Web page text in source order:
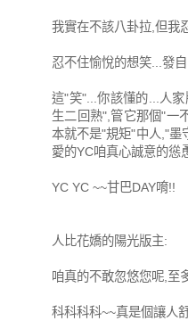
我實在不該八卦拉,但我
忍不住愉悅的想笑...發
這"笑"...你該懂的...人
生二回熟",管它那個"一
本就不是"規矩"中人,"墨
愛的YC咱真心誠意的慫
YC YC ~~甘巴DAY唷!!
人比花嬌的陽光版主:
咱真的不敢忽悠您呢,至
科科科科~~真是個讓人